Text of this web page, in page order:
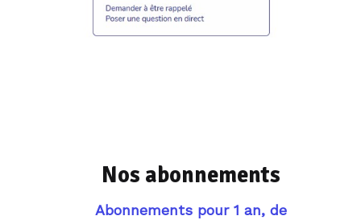
Nos abonnements
Abonnements pour 1 an, de